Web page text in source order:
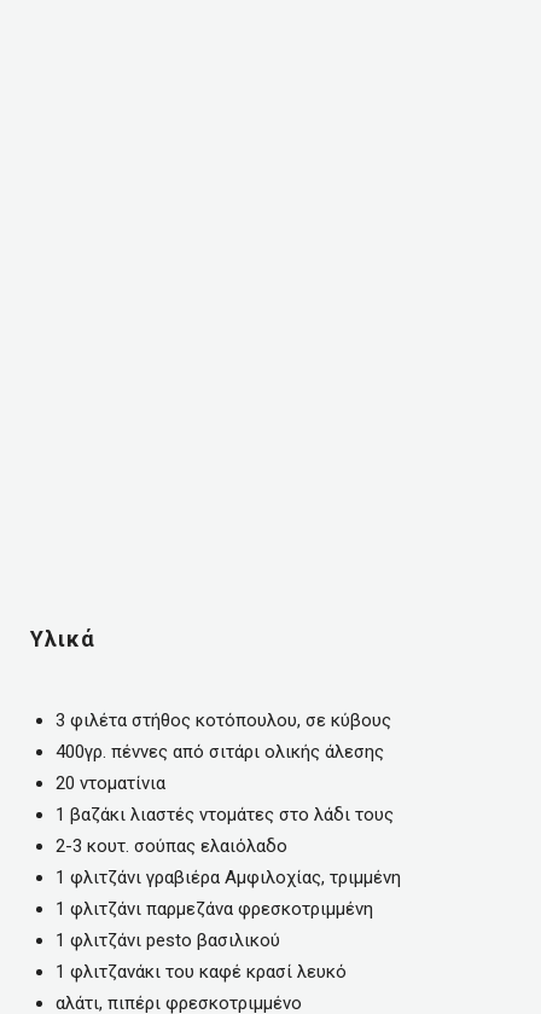
Υλικά
3 φιλέτα στήθος κοτόπουλου, σε κύβους
400γρ. πέννες από σιτάρι ολικής άλεσης
20 ντοματίνια
1 βαζάκι λιαστές ντομάτες στο λάδι τους
2-3 κουτ. σούπας ελαιόλαδο
1 φλιτζάνι γραβιέρα Αμφιλοχίας, τριμμένη
1 φλιτζάνι παρμεζάνα φρεσκοτριμμένη
1 φλιτζάνι pesto βασιλικού
1 φλιτζανάκι του καφέ κρασί λευκό
αλάτι, πιπέρι φρεσκοτριμμένο